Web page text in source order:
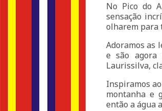
No Pico do
sensação
olharem para
Adoramos as
e são agora
Laurissilva,
Inspiramos
montanha e
então a água